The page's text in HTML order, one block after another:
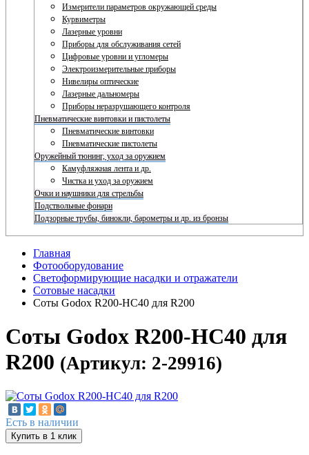
Измерители параметров окружающей среды
Курвиметры
Лазерные уровни
Приборы для обслуживания сетей
Цифровые уровни и угломеры
Электроизмерительные приборы
Нивелиры оптические
Лазерные дальномеры
Приборы неразрушающего контроля
Пневматические винтовки и пистолеты
Пневматические винтовки
Пневматические пистолеты
Оружейный тюнинг, уход за оружием
Камуфляжная лента и др.
Чистка и уход за оружием
Очки и наушники для стрельбы
Подствольные фонари
Подзорные трубы, бинокли, барометры и др. из бронзы
Главная
Фотооборудование
Светоформирующие насадки и отражатели
Сотовые насадки
Соты Godox R200-HC40 для R200
Соты Godox R200-HC40 для
R200 (Артикул: 2-29916)
Есть в наличии
Купить в 1 клик